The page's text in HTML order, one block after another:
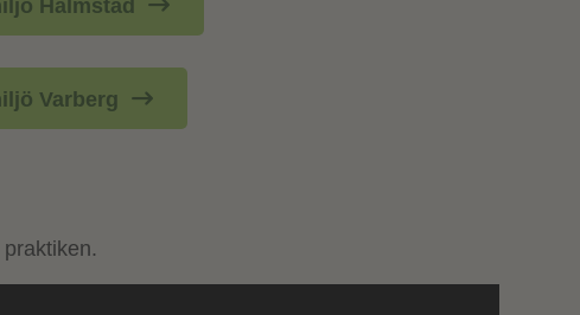
Halmstad
Varberg